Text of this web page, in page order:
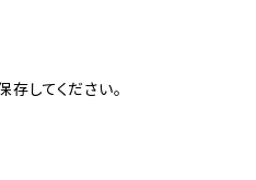
してください。